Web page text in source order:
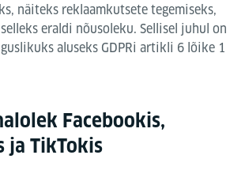
näiteks reklaamkutsete tegemiseks,
eraldi nõusoleku. Sellisel juhul on
aluseks GDPRi artikli 6 lõike 1
Facebookis,
ja TikTokis